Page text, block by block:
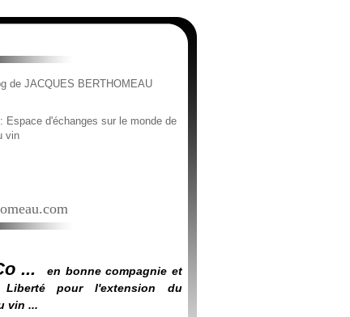
de JACQUES BERTHOMEAU
: Espace d'échanges sur le monde de
vin
...
en bonne compagnie et
pour l'extension du
vin ...